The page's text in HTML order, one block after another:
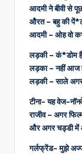
आदमी ने बीवी से
औरत – बहु की
आदमी – ओह वो
लड़की – कं*डोम है
लड़का – नहीं आज
लड़की – साले अगर
टीना- यह वेज-
राजीव – अगर
और अगर चड्डी में
गर्लफ्रेंड- मुझे अज्ज